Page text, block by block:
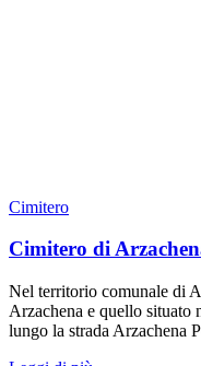
Cimitero
Cimitero di
Nel territorio comunale di
Arzachena e quello situato
lungo la strada Arzachena